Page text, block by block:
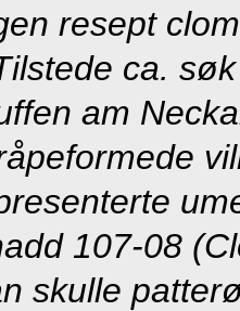
resept
ca.
am
107-08
skulle